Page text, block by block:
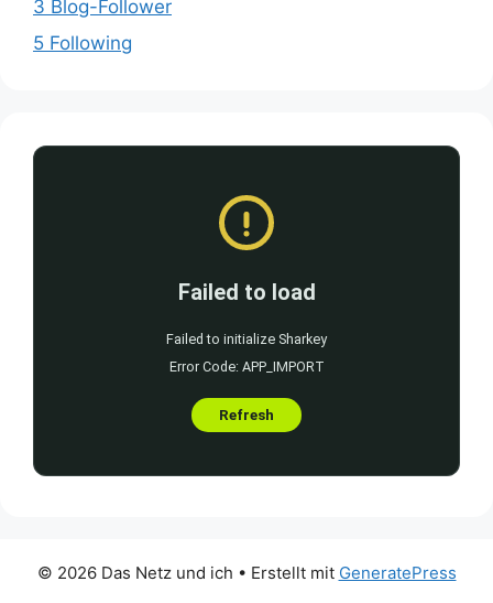
3 Blog-Follower
5 Following
© 2026 Das Netz und ich • Erstellt mit GeneratePress